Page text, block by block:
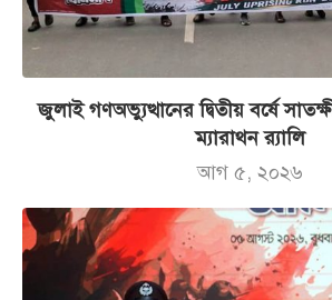
জুলাই গণঅভ্যুত্থানের দ্বিতীয় বর্ষে
ম্যারাথন র‌্যালি
আগ ৫, ২০২৬